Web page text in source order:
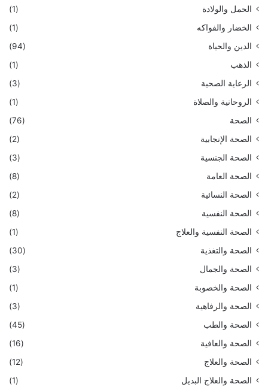
الحمل والولادة
(1)
الخضار والفواكه
(1)
الدين والحياة
(94)
الذهب
(1)
الرعاية الصحية
(3)
الروحانية والصلاة
(1)
الصحة
(76)
الصحة الإنجابية
(2)
الصحة الجنسية
(3)
الصحة العامة
(8)
الصحة النسائية
(2)
الصحة النفسية
(8)
الصحة النفسية والعلاج
(1)
الصحة والتغذية
(30)
الصحة والجمال
(3)
الصحة والخصوبة
(1)
الصحة والرفاهية
(3)
الصحة والطب
(45)
الصحة والعافية
(16)
الصحة والعلاج
(12)
الصحة والعلاج البديل
(1)